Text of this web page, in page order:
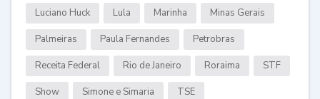
Luciano Huck Lula Marinha Minas Gerais
Palmeiras Paula Fernandes Petrobras
Receita Federal Rio de Janeiro Roraima STF
Show Simone e Simaria TSE